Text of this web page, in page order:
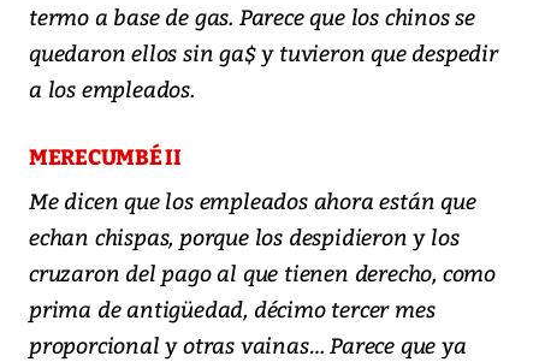
termo a base de gas. Parece que los chinos se
quedaron ellos sin ga$ y tuvieron que despedir
a los empleados.
MERECUMBÉ II
Me dicen que los empleados ahora están que
echan chispas, porque los despidieron y los
cruzaron del pago al que tienen derecho, como
prima de antigüedad, décimo tercer mes
proporcional y otras vainas… Parece que ya